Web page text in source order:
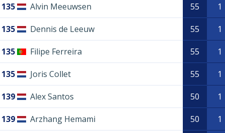
135 Alvin Meeuwsen 55 1
135 Dennis de Leeuw 55 1
135 Filipe Ferreira 55 1
135 Joris Collet 55 1
139 Alex Santos 50 1
139 Arzhang Hemami 50 1